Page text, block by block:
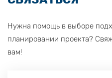
Нужна помощь в выборе
планировании проекта?
вам!